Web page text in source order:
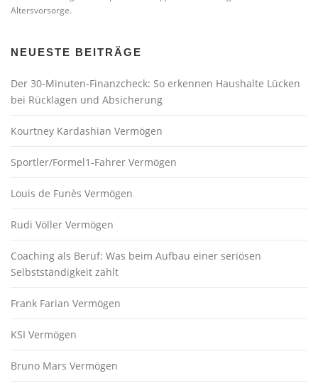
a
i
n
Altersvorsorge.
NEUESTE BEITRÄGE
Der 30-Minuten-Finanzcheck: So erkennen Haushalte Lücken
bei Rücklagen und Absicherung
Kourtney Kardashian Vermögen
Sportler/Formel1-Fahrer Vermögen
Louis de Funès Vermögen
Rudi Völler Vermögen
Coaching als Beruf: Was beim Aufbau einer seriösen
Selbstständigkeit zählt
Frank Farian Vermögen
KSI Vermögen
Bruno Mars Vermögen